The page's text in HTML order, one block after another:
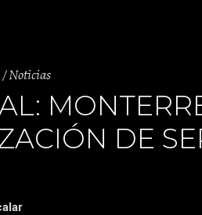
Noticias
DE